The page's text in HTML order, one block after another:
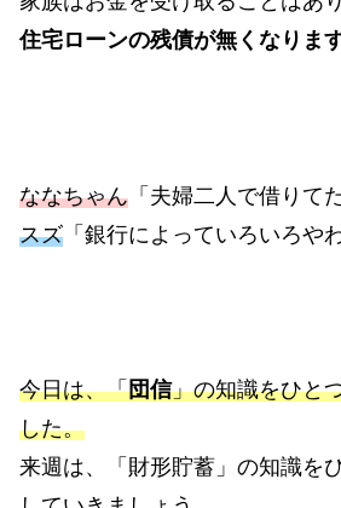
住宅ローンの残債が無くなりま
ななちゃん 「夫婦二人で借りて
スズ 「銀行によっていろいろやわ
今日は、「団信」の知識をひと
した。
来週は、「財形貯蓄」の知識を